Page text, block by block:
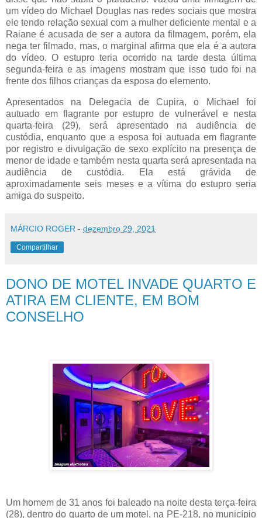
um vídeo do Michael Douglas nas redes sociais que mostra
ele tendo relação sexual com a mulher deficiente mental e a
Raiane é acusada de ser a autora da filmagem, porém, ela
nega ter filmado, mas, o marginal afirma que ela é a autora
do vídeo. O estupro teria ocorrido na tarde desta última
segunda-feira e as imagens mostram que isso tudo foi na
frente dos filhos crianças da esposa do elemento.
Apresentados na Delegacia de Cupira, o Michael foi
autuado em flagrante por estupro de vulnerável e nesta
quarta-feira (29), será apresentado na audiência de
custódia, enquanto que a esposa foi autuada em flagrante
por registro e divulgação de sexo explícito na presença de
menor de idade e também nesta quarta será apresentada na
audiência de custódia. Ela está grávida de
aproximadamente seis meses e a vítima do estupro seria
amiga do suspeito.
MÁRCIO ROGER - dezembro 29, 2021
Compartilhar
DONO DE MOTEL INVADE QUARTO E
ATIRA EM CLIENTE, EM BOM
CONSELHO
Um homem de 31 anos foi baleado na noite desta terça-feira
(28), dentro do quarto de um motel, na PE-218, no município